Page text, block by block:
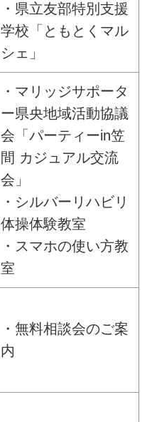
・県立友部特別支援
学校「ともとくマル
シェ」
・ マリッジサポータ
ー県央地域活動協議
会 「パーティーin笠
間 カジュアル交流
会」
・シルバーリハビリ
体操体験教室
・スマホの使い方教
室
・無料相談会のご案
内